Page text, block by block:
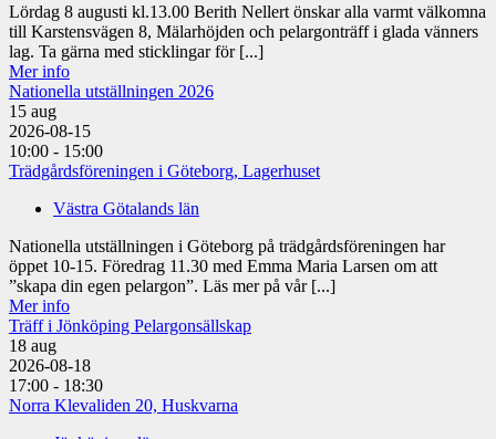
Lördag 8 augusti kl.13.00 Berith Nellert önskar alla varmt välkomna
till Karstensvägen 8, Mälarhöjden och pelargonträff i glada vänners
lag. Ta gärna med sticklingar för [...]
Mer info
Nationella utställningen 2026
15 aug
2026-08-15
10:00 - 15:00
Trädgårdsföreningen i Göteborg, Lagerhuset
Västra Götalands län
Nationella utställningen i Göteborg på trädgårdsföreningen har
öppet 10-15. Föredrag 11.30 med Emma Maria Larsen om att
”skapa din egen pelargon”. Läs mer på vår [...]
Mer info
Träff i Jönköping Pelargonsällskap
18 aug
2026-08-18
17:00 - 18:30
Norra Klevaliden 20, Huskvarna